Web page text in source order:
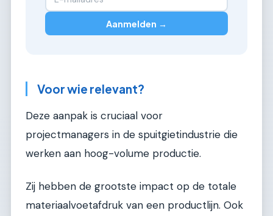
Aanmelden →
Voor wie relevant?
Deze aanpak is cruciaal voor
projectmanagers in de spuitgietindustrie die
werken aan hoog-volume productie.
Zij hebben de grootste impact op de totale
materiaalvoetafdruk van een productlijn. Ook